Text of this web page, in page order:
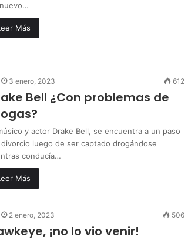
Más
3 enero, 2023 612
Bell ¿Con problemas de
y actor Drake Bell, se encuentra a un paso
luego de ser captado drogándose
conducía…
Más
2 enero, 2023 506
¡no lo vio venir!